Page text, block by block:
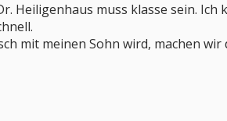
Heiligenhaus muss klasse sein.
mit meinen Sohn wird, machen